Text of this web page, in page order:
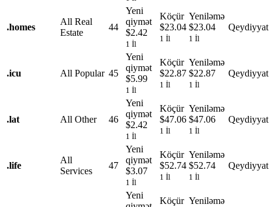
.homes
All Real
Estate
44
Yeni
qiymət
$2.42
1 İl
Köçür
$23.04
1 İl
Yeniləmə
$23.04
1 İl
Qeydiyyat
.icu All Popular 45
Yeni
qiymət
$5.99
1 İl
Köçür
$22.87
1 İl
Yeniləmə
$22.87
1 İl
Qeydiyyat
.lat All Other 46
Yeni
qiymət
$2.42
1 İl
Köçür
$47.06
1 İl
Yeniləmə
$47.06
1 İl
Qeydiyyat
.life
All
Services
47
Yeni
qiymət
$3.07
1 İl
Köçür
$52.74
1 İl
Yeniləmə
$52.74
1 İl
Qeydiyyat
Yeni
Köçür Yeniləmə